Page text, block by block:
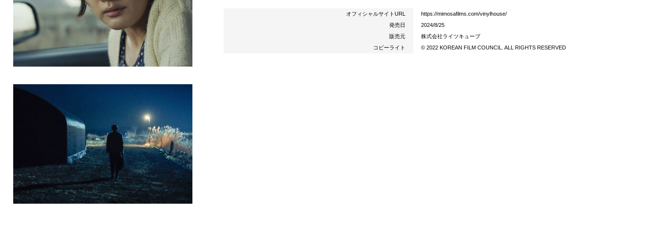
オフィシャルサイトURL
https://mimosafilms.com/vinylhouse/
発売日
2024/8/25
販売元
株式会社ライツキューブ
コピーライト
© 2022 KOREAN FILM COUNCIL. ALL RIGHTS RESERVED